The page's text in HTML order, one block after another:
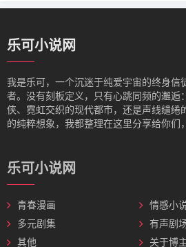
乐可小说网
我是‌乐可，一个沉迷于纯爱宇宙的终身信
者。没有刻板定义，只有心跳同频的邂逅
侠、霓虹交织的现代都市，还是声线缱绻
的纯粹想象，我都整理在这里分享给你们
乐可小说网
青春漫画
情感小
多元剧集
有声剧
其他
关于博